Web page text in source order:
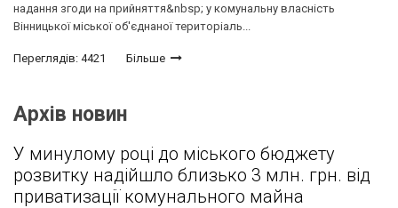
надання згоди на прийняття&nbsp; у комунальну власність
Вінницької міської об'єднаної територіаль...
Переглядів: 4421 Більше
Архів новин
У минулому році до міського бюджету
розвитку надійшло близько 3 млн. грн. від
приватизації комунального майна